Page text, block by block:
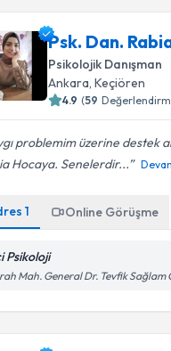
Psk. Dan.
Psikolojik Danışman
Ankara , Keçiören
4.9 (59
problemim üzerine destek
Hocaya. Senelerdir...
1 Online Görüşme
Psikoloji
Mah. General Dr. Tevfik Sağlam